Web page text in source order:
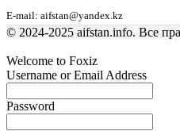
E-mail: aifstan@yandex.kz
© 2024-2025 aifstan.info. Все
Welcome to Foxiz
Username or Email Address
Password